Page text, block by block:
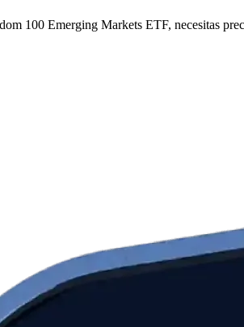
100 Emerging Markets ETF, necesitas